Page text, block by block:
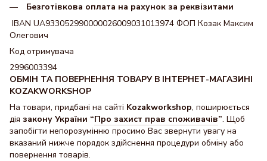
Безготівкова оплата на рахунок за реквізитами
IBAN UA933052990000026009031013974 ФОП Козак Максим
Олегович
Код отримувача
2996003394
ОБМІН ТА ПОВЕРНЕННЯ ТОВАРУ В ІНТЕРНЕТ-МАГАЗИНІ
KOZAKWORKSHOP
На товари, придбані на сайті Kozakworkshop, поширюється
дія закону України “Про захист прав споживачів”. Щоб
запобігти непорозумінню просимо Вас звернути увагу на
вказаний нижче порядок здійснення процедури обміну або
повернення товарів.